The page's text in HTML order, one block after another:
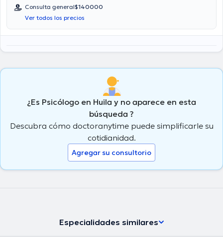
Consulta general$140000
Ver todos los precios
¿Es Psicólogo en Huila y no aparece en esta
búsqueda ?
Descubra cómo doctoranytime puede simplificarle su
cotidianidad.
Agregar su consultorio
Especialidades similares